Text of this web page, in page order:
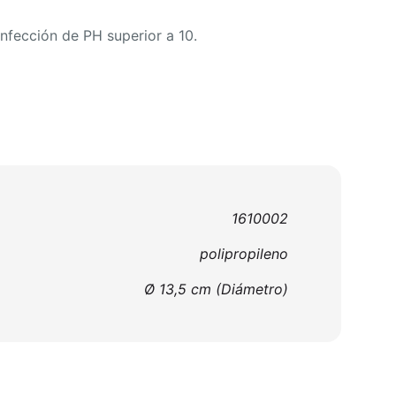
de PH superior a 10.
1610002
polipropileno
Ø 13,5 cm (Diámetro)